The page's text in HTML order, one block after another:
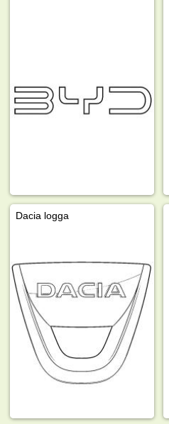
Dacia logga